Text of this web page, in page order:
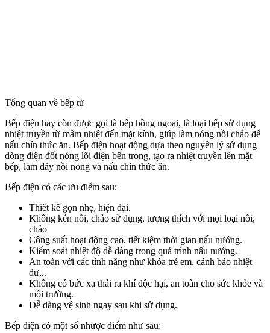
Tổng quan về bếp từ
Bếp điện hay còn được gọi là bếp hồng ngoại, là loại bếp sử dụng
nhiệt truyền từ mâm nhiệt đến mặt kính, giúp làm nóng nồi chảo để
nấu chín thức ăn. Bếp điện hoạt động dựa theo nguyên lý sử dụng
dòng điện đốt nóng lõi điện bên trong, tạo ra nhiệt truyền lên mặt
bếp, làm đáy nồi nóng và nấu chín thức ăn.
Bếp điện có các ưu điểm sau:
Thiết kế gọn nhẹ, hiện đại.
Không kén nồi, chảo sử dụng, tương thích với mọi loại nồi,
chảo
Công suất hoạt động cao, tiết kiệm thời gian nấu nướng.
Kiểm soát nhiệt độ dễ dàng trong quá trình nấu nướng.
An toàn với các tính năng như khóa trẻ em, cảnh bảo nhiệt
dư,..
Không có bức xạ thải ra khí độc hại, an toàn cho sức khỏe và
môi trường.
Dễ dàng vệ sinh ngay sau khi sử dụng.
Bếp điện có một số nhược điểm như sau: